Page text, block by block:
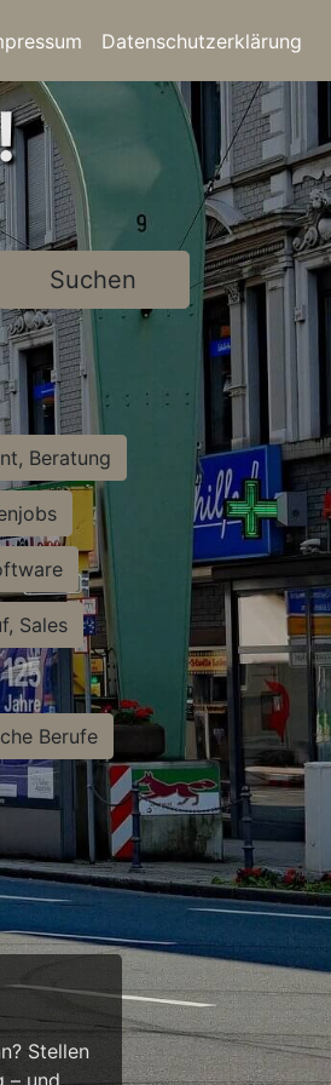
Datenschutzerklärung
Suchen
Beratung
Sales
Berufe
Stellen